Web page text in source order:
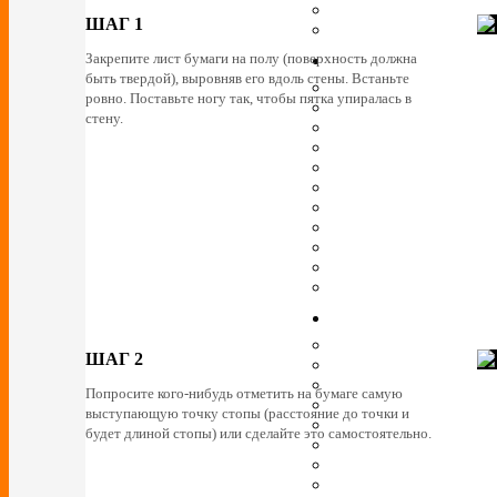
ШАГ 1
Закрепите лист бумаги на полу (поверхность должна
быть твердой), выровняв его вдоль стены. Встаньте
ровно. Поставьте ногу так, чтобы пятка упиралась в
стену.
ШАГ 2
Попросите кого-нибудь отметить на бумаге самую
выступающую точку стопы (расстояние до точки и
будет длиной стопы) или сделайте это самостоятельно.